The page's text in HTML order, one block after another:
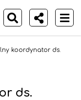
koordynator ds.
ds.